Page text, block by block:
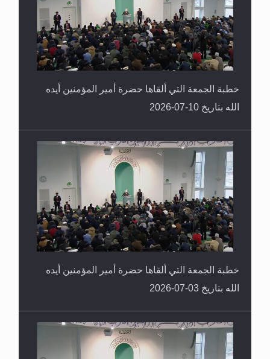
خطبة الجمعة التي ألقاها حضرة أمير المؤمنين أيده
الله بتاريخ 10-07-2026
خطبة الجمعة التي ألقاها حضرة أمير المؤمنين أيده
الله بتاريخ 03-07-2026